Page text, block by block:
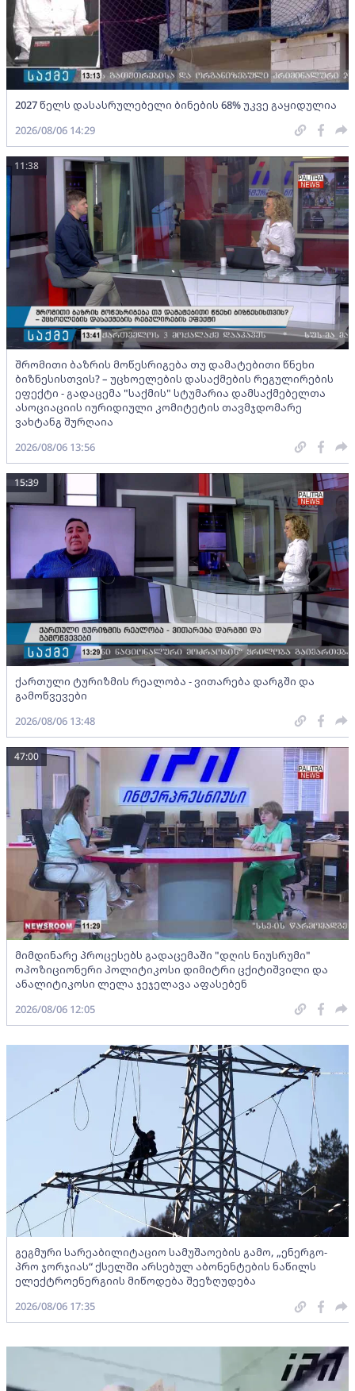
2027 წელს დასასრულებელი ბინების 68% უკვე გაყიდულია
2026/08/06 14:29
შრომითი ბაზრის მოწესრიგება თუ დამატებითი წნეხი
ბიზნესისთვის? – უცხოელების დასაქმების რეგულირების
ეფექტი - გადაცემა "საქმის" სტუმარია დამსაქმებელთა
ასოციაციის იურიდიული კომიტეტის თავმჯდომარე
ვახტანგ შურღაია
11:38
2026/08/06 13:56
ქართული ტურიზმის რეალობა - ვითარება დარგში და
გამოწვევები
15:39
2026/08/06 13:48
მიმდინარე პროცესებს გადაცემაში "დღის ნიუსრუმი"
ოპოზიციონერი პოლიტიკოსი დიმიტრი ცქიტიშვილი და
ანალიტიკოსი ლელა ჯეჯელავა აფასებენ
47:00
2026/08/06 12:05
გეგმური სარეაბილიტაციო სამუშაოების გამო, „ენერგო-
პრო ჯორჯიას“ ქსელში არსებულ აბონენტების ნაწილს
ელექტროენერგიის მიწოდება შეეზღუდება
2026/08/06 17:35